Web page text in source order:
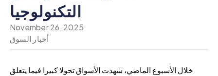
التكنولوجيا
November 26, 2025
أخبار السوق
خلال الأسبوع الماضي، شهدت الأسواق تحولا كبيرا فيما يتعلق